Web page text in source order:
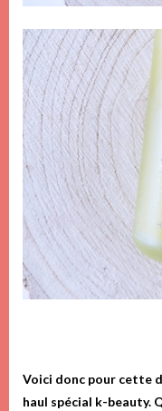
Voici donc pour cette
haul spécial k-beauty.